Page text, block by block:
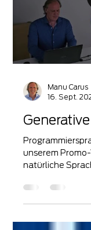
Manu Carus
16. Sept.
unserem
natürliche